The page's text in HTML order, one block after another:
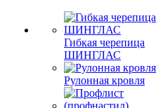
Гибкая черепица
ШИНГЛАС
Рулонная кровля